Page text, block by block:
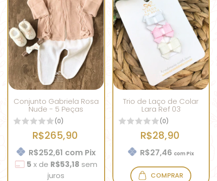
Conjunto Gabriela Rosa
Nude - 5 Peças
(0)
R$265,90
R$252,61 com Pix
5 x de R$53,18 sem
juros
Trio de Laço de Colar
Lara Ref 03
(0)
R$28,90
R$27,46com Pix
COMPRAR